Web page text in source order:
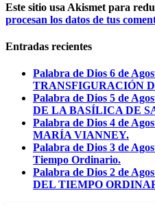
Este sitio usa Akismet para
procesan los datos de tus
Entradas recientes
Palabra de Dios 6 de
TRANSFIGURACIÓN
Palabra de Dios 5 de
DE LA BASÍLICA DE
Palabra de Dios 4 de
MARÍA VIANNEY.
Palabra de Dios 3 de
Tiempo Ordinario.
Palabra de Dios 2 de
DEL TIEMPO